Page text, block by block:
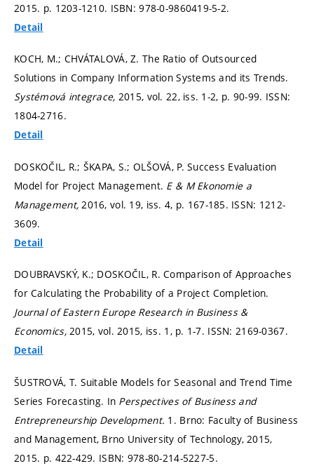
2015. p. 1203-1210. ISBN: 978-0-9860419-5-2.
Detail
KOCH, M.; CHVÁTALOVÁ, Z. The Ratio of Outsourced
Solutions in Company Information Systems and its Trends.
Systémová integrace, 2015, vol. 22, iss. 1-2, p. 90-99. ISSN:
1804-2716.
Detail
DOSKOČIL, R.; ŠKAPA, S.; OLŠOVÁ, P. Success Evaluation
Model for Project Management. E & M Ekonomie a
Management, 2016, vol. 19, iss. 4, p. 167-185. ISSN: 1212-
3609.
Detail
DOUBRAVSKÝ, K.; DOSKOČIL, R. Comparison of Approaches
for Calculating the Probability of a Project Completion.
Journal of Eastern Europe Research in Business &
Economics,2015, vol. 2015, iss. 1, p. 1-7. ISSN: 2169-0367.
Detail
ŠUSTROVÁ, T. Suitable Models for Seasonal and Trend Time
Series Forecasting. In Perspectives of Business and
Entrepreneurship Development. 1. Brno: Faculty of Business
and Management, Brno University of Technology, 2015,
2015. p. 422-429. ISBN: 978-80-214-5227-5.